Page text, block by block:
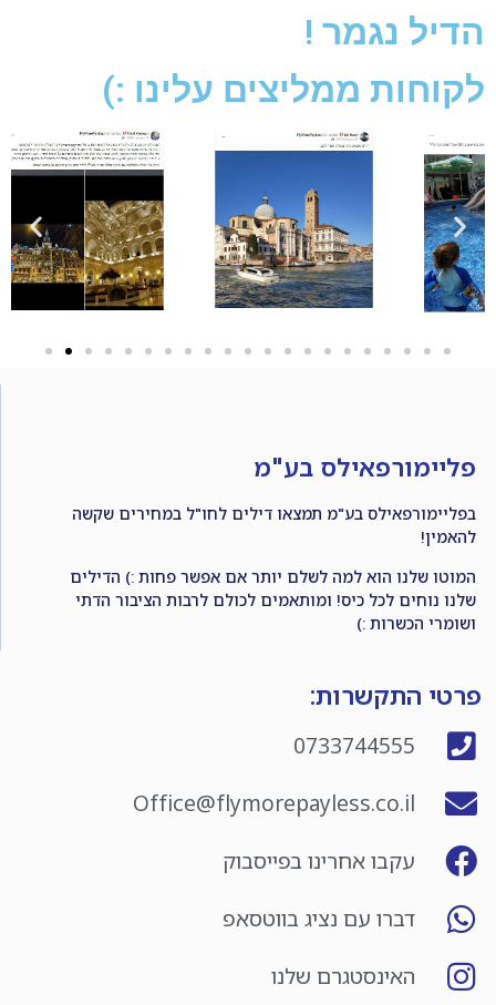
הדיל נגמר !
לקוחות ממליצים עלינו :)
פליימורפאילס בע"מ
בפליימורפאילס בע"מ תמצאו דילים לחו"ל במחירים שקשה
להאמין!
המוטו שלנו הוא למה לשלם יותר אם אפשר פחות :) הדילים
שלנו נוחים לכל כיס! ומותאמים לכולם לרבות הציבור הדתי
ושומרי הכשרות :)
פרטי התקשרות:
0733744555
Office@flymorepayless.co.il
עקבו אחרינו בפייסבוק
דברו עם נציג בווטסאפ
האינסטגרם שלנו